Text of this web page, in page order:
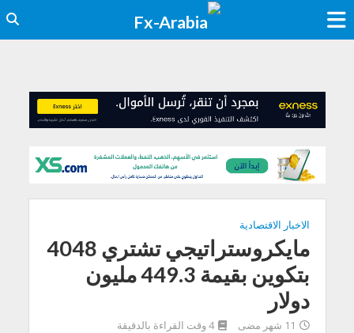
الاخبار الاقتصادية
مايكروستراتيجي تشتري 4048
بتكوين بقيمة 449.3 مليون
دولار
11 شهر مضى 4 وقت القراءة بالدقيقة